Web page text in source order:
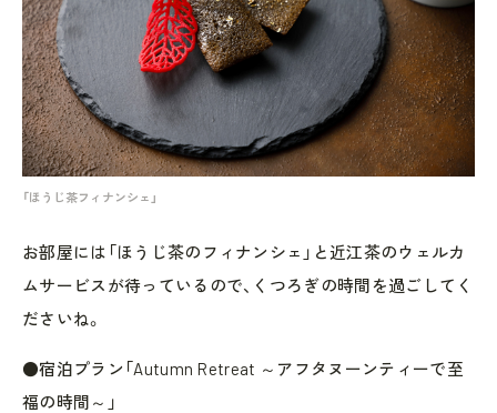
「ほうじ茶フィナンシェ」
お部屋には「ほうじ茶のフィナンシェ」と近江茶のウェルカ
ムサービスが待っているので、くつろぎの時間を過ごしてく
ださいね。
●宿泊プラン「Autumn Retreat ～アフタヌーンティーで至
福の時間～」